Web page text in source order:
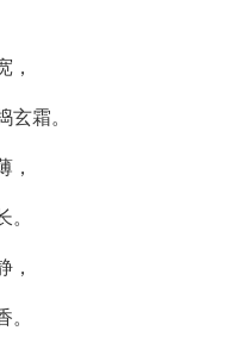
，
霜。
，
，